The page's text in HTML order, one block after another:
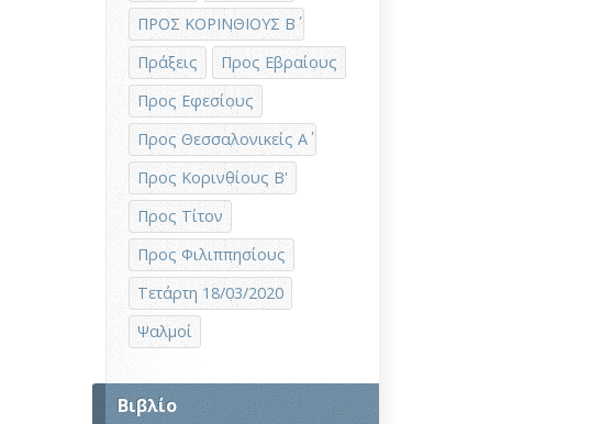
ΠΡΟΣ ΚΟΡΙΝΘΙΟΥΣ Β΄
Πράξεις
Προς Εβραίους
Προς Εφεσίους
Προς Θεσσαλονικείς Α΄
Προς Κορινθίους Β'
Προς Τίτον
Προς Φιλιππησίους
Τετάρτη 18/03/2020
Ψαλμοί
Βιβλίο